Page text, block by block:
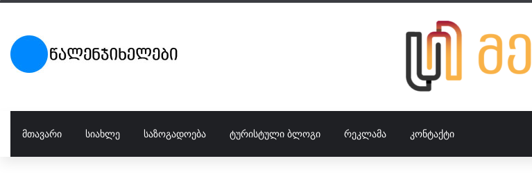
ᲛᲗᲐᲕᲐᲠᲘ ᲡᲘᲐᲮᲚᲔ ᲡᲐᲖᲝᲒᲐᲓᲝᲔᲑᲐ ᲢᲣᲠᲘᲡᲢᲣᲚᲘ ᲑᲚᲝᲒᲘ ᲠᲔᲙᲚᲐᲛᲐ ᲙᲝᲜᲢᲐᲥᲢᲘ